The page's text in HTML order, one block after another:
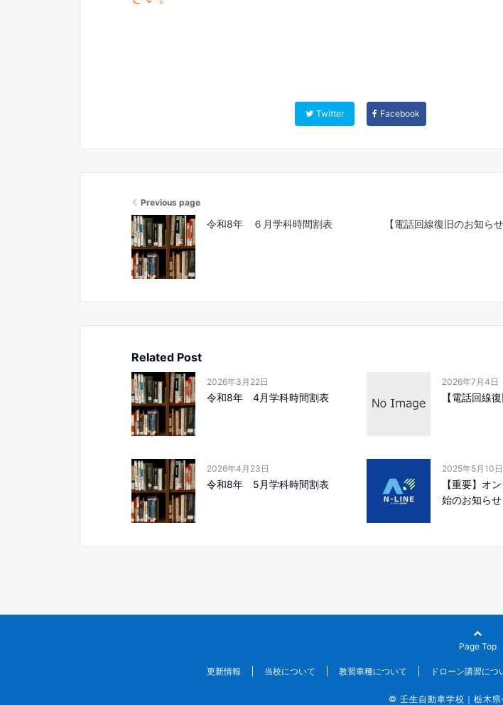
Twitter Facebook
Previous page
令和8年 ６月学科時間割表 【電話回線復旧のお知らせ
Related Post
2026年3月22日
令和8年 4月学科時間割表
2026年7月4日
【電話回線
2026年4月23日
令和8年 5月学科時間割表
2025年5月10日
【重要】オ
始のお知らせ
Page Top
更新情報 当校について 教習車種について ドローン講習につ
© 壬生自動車学校｜栃木県